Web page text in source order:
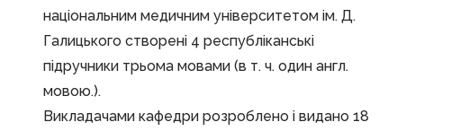
національним медичним університетом ім. Д.
Галицького створені 4 республіканські
підручники трьома мовами (в т. ч. один англ.
мовою.).
Викладачами кафедри розроблено і видано 18